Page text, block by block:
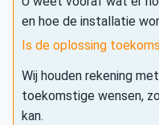
en hoe de installatie
Is de oplossing
Wij houden rekening
toekomstige wensen,
kan.